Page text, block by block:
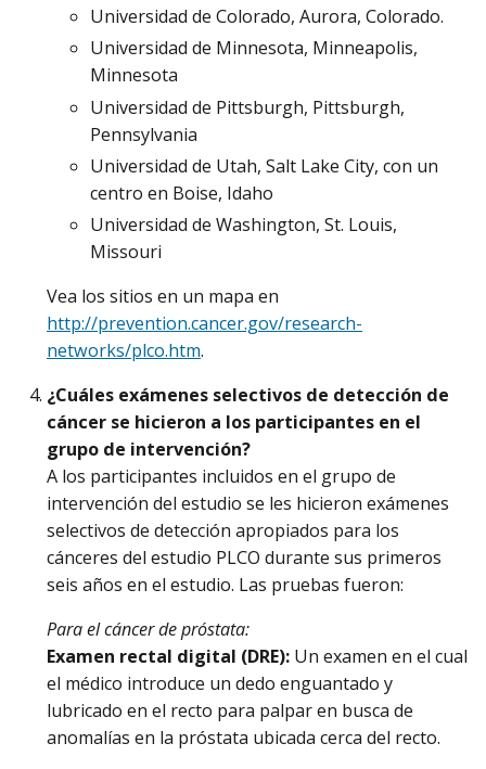
Universidad de Colorado, Aurora, Colorado.
Universidad de Minnesota, Minneapolis,
Minnesota
Universidad de Pittsburgh, Pittsburgh,
Pennsylvania
Universidad de Utah, Salt Lake City, con un
centro en Boise, Idaho
Universidad de Washington, St. Louis,
Missouri
Vea los sitios en un mapa en
http://prevention.cancer.gov/research-
networks/plco.htm.
¿Cuáles exámenes selectivos de detección de
cáncer se hicieron a los participantes en el
grupo de intervención?
A los participantes incluidos en el grupo de
intervención del estudio se les hicieron exámenes
selectivos de detección apropiados para los
cánceres del estudio PLCO durante sus primeros
seis años en el estudio. Las pruebas fueron:
Para el cáncer de próstata:
Examen rectal digital (DRE): Un examen en el cual
el médico introduce un dedo enguantado y
lubricado en el recto para palpar en busca de
anomalías en la próstata ubicada cerca del recto.